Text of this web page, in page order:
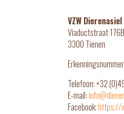
VZW
Viaductstraat 176B
3300 Tienen
Telefoon: +32
E-mail:
Facebook:https://